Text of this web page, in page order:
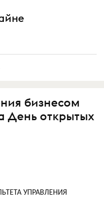
бизнесом
День открытых
УПРАВЛЕНИЯ